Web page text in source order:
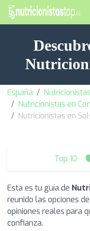
España
Nutricionistas en
Nutricionistas en
Top 10
Esta es tu guía de
reunido las opciones
opiniones reales para
confianza.